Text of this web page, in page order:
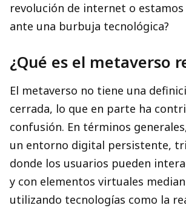
revolución de internet o
ante una burbuja tecnológica?
¿Qué es el metaverso
El metaverso no tiene una
cerrada, lo que en parte ha
confusión. En términos
un entorno digital persistente,
donde los usuarios pueden
y con elementos virtuales
utilizando tecnologías como la